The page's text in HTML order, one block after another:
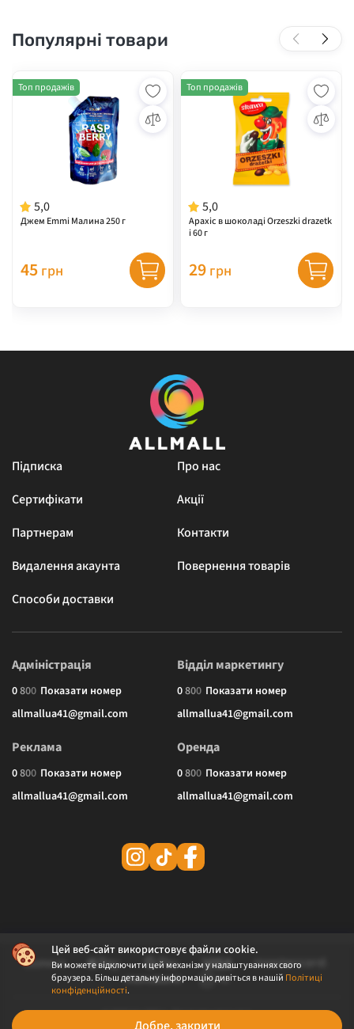
Популярні товари
5,0
Джем Emmi Малина 250 г
Топ продажів
45 грн
5,0
Арахіс в шоколаді Orzeszki drazetk
i 60 г
Топ продажів
29 грн
Цей веб-сайт використовує файли cookie.
Ви можете відключити цей механізм у налаштуваннях свого
браузера. Більш детальну інформацію дивіться в нашій Політиці
конфіденційності.
Підписка
Про нас
Сертифікати
Акції
Партнерам
Контакти
Видалення акаунта
Повернення товарів
Способи доставки
Адміністрація
0800 Показати номер
allmallua41@gmail.com
Відділ маркетингу
0800 Показати номер
allmallua41@gmail.com
Реклама
0800 Показати номер
allmallua41@gmail.com
Оренда
0800 Показати номер
allmallua41@gmail.com
© 2026 ALLMALL. Всі права захищені.